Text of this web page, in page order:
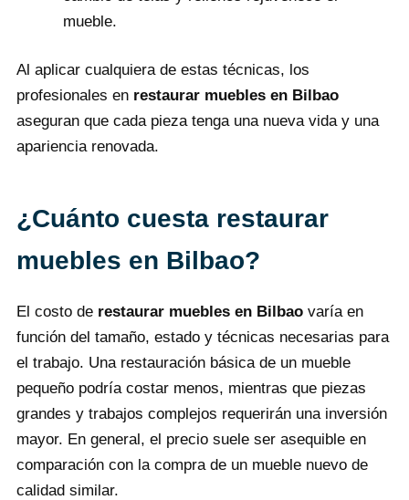
mueble.
Al aplicar cualquiera de estas técnicas, los
profesionales en restaurar muebles en Bilbao
aseguran que cada pieza tenga una nueva vida y una
apariencia renovada.
¿Cuánto cuesta restaurar
muebles en Bilbao?
El costo de restaurar muebles en Bilbao varía en
función del tamaño, estado y técnicas necesarias para
el trabajo. Una restauración básica de un mueble
pequeño podría costar menos, mientras que piezas
grandes y trabajos complejos requerirán una inversión
mayor. En general, el precio suele ser asequible en
comparación con la compra de un mueble nuevo de
calidad similar.